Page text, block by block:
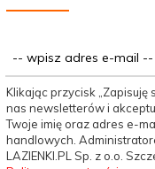
Klikając przycisk
nas newsletterów i
Twoje imię oraz adres e-
handlowych.
LAZIENKI.PL Sp. z o.o.